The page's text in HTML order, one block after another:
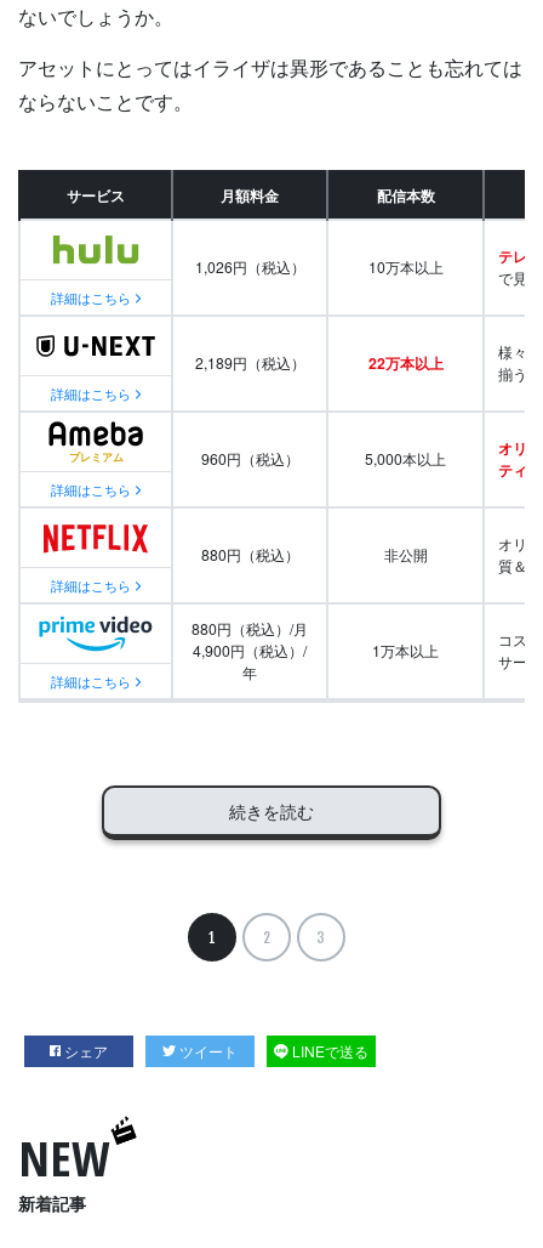
ないでしょうか。
アセットにとってはイライザは異形であることも忘れては
ならないことです。
サービス 月額料金 配信本数
詳細はこちら
1,026円（税込） 10万本以上 テレビ
で見
詳細はこちら
2,189円（税込） 22万本以上
様々
揃う
詳細はこちら
960円（税込） 5,000本以上
オリ
ティ
詳細はこちら
880円（税込） 非公開
オリ
質＆
詳細はこちら
880円（税込）/月
4,900円（税込）/
年
1万本以上
コス
サー
続きを読む
1 2 3
シェア ツイート LINEで送る
NEW
新着記事